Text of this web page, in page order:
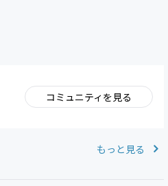
コミュニティを見る
もっと見る